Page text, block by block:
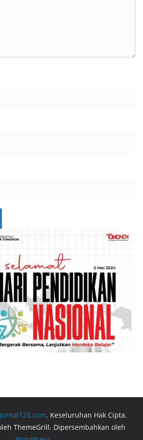
Jurnal123.com. Keseluruhan Hak Cipta.
ThemeGrill. Dipersembahkan oleh